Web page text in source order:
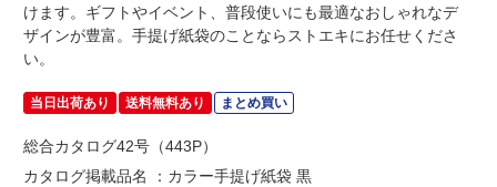
けます。ギフトやイベント、普段使いにも最適なおしゃれなデ
ザインが豊富。手提げ紙袋のことならストエキにお任せくださ
い。
当日出荷あり 送料無料あり まとめ買い
総合カタログ42号（443P）
カタログ掲載品名 ：カラー手提げ紙袋 黒